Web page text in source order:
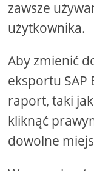
zawsze
użytkownika.
Aby zmienić
eksportu SAP
raport, taki
kliknąć
dowolne